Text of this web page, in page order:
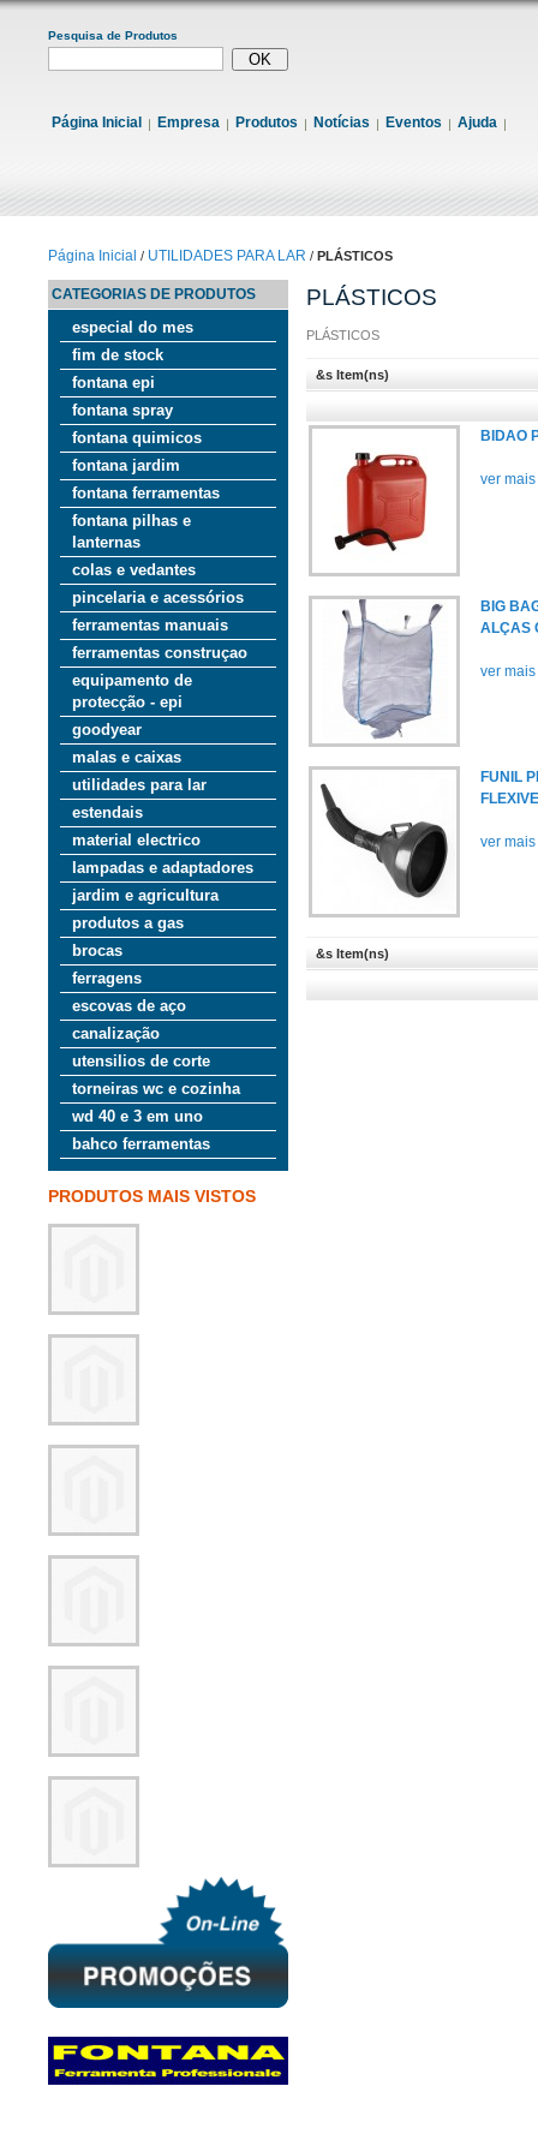
Pesquisa de Produtos
Página Inicial Empresa Produtos Notícias Eventos Ajuda
Página Inicial / UTILIDADES PARA LAR / PLÁSTICOS
CATEGORIAS DE PRODUTOS
especial do mes
fim de stock
fontana epi
fontana spray
fontana quimicos
fontana jardim
fontana ferramentas
fontana pilhas e
lanternas
colas e vedantes
pincelaria e acessórios
ferramentas manuais
ferramentas construçao
equipamento de
protecção - epi
goodyear
malas e caixas
utilidades para lar
estendais
material electrico
lampadas e adaptadores
jardim e agricultura
produtos a gas
brocas
ferragens
escovas de aço
canalização
utensilios de corte
torneiras wc e cozinha
wd 40 e 3 em uno
bahco ferramentas
PRODUTOS MAIS VISTOS
PLÁSTICOS
PLÁSTICOS
&s Item(ns)
BIDAO
ver mais
BIG
ALÇAS
ver mais
FUNIL
ver mais
&s Item(ns)